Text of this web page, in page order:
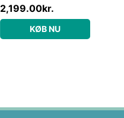
2,199.00kr.
KØB NU